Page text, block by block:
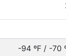
-94 ºF / -70